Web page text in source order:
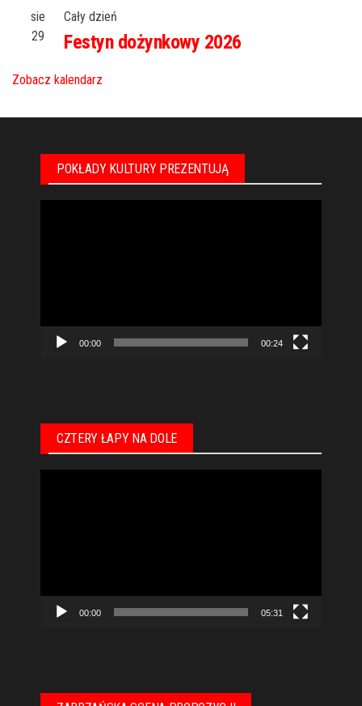
sie
29
Cały dzień
Festyn dożynkowy 2026
Zobacz kalendarz
POKŁADY KULTURY PREZENTUJĄ
00:00 00:24
CZTERY ŁAPY NA DOLE
00:00 05:31